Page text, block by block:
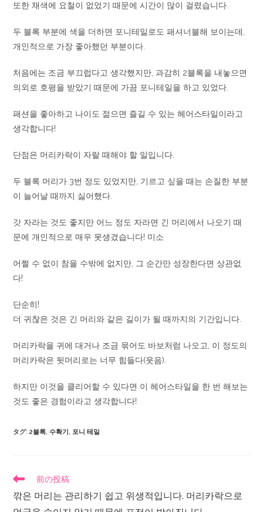
또한 채색에 요철이 없었기 때문에 시간이 많이 걸렸습니다.
두 블록 부분에 색을 더하면 포니테일로도 패셔너블해 보이는데,
개인적으로 가장 좋아했던 부분이다.
처음에는 조금 부끄럽다고 생각했지만, 과감히 2블록을 내놓으면
의외로 호평을 받았기 때문에 가끔 포니테일을 하고 있었다.
패션을 좋아하고 나이도 젊으면 즐길 수 있는 헤어스타일이라고
생각합니다!
단점은 머리카락이 자랄 때해야 할 일입니다.
두 블록 머리가 3번 정도 있었지만, 기르고 싶을 때는 손질한 부분
이 늘어날 때까지 싫어했다.
갓 자라는 것도 좋지만 어느 정도 자라면 긴 머리에서 나오기 때
문에 개인적으로 매우 못생겼습니다! 미소
어쩔 수 없이 참을 수밖에 없지만, 그 순간만 성장한다면 상관없
다!
단순히!
더 귀찮은 것은 긴 머리와 같은 길이가 될 때까지의 기간입니다.
머리카락을 귀에 대거나 조금 묶어도 바보처럼 나오고, 이 정도의
머리카락은 뒷머리로는 너무 힘들다(웃음).
하지만 이것을 클리어할 수 있다면 이 헤어스타일을 한 번 해보는
것도 좋은 경험이라고 생각합니다!
タグ:2블록, 수확기, 포니 테일
前の投稿
깎은 머리는 관리하기 쉽고 위생적입니다. 머리카락으로